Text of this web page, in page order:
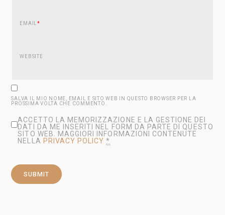
EMAIL*
WEBSITE
SALVA IL MIO NOME, EMAIL E SITO WEB IN QUESTO BROWSER PER LA
PROSSIMA VOLTA CHE COMMENTO.
ACCETTO LA MEMORIZZAZIONE E LA GESTIONE DEI
DATI DA ME INSERITI NEL FORM DA PARTE DI QUESTO
SITO WEB. MAGGIORI INFORMAZIONI CONTENUTE
NELLA PRIVACY POLICY *